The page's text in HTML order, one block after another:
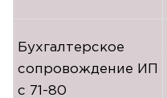
Бухгалтерское
сопровождение ИП
с 71-80